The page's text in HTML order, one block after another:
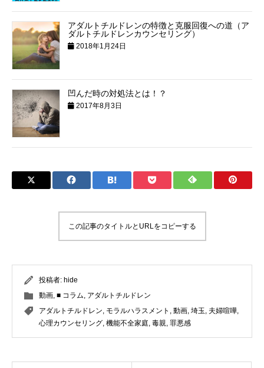
アダルトチルドレンの特徴と克服回復への道（ア
ダルトチルドレンカウンセリング）
2018年1月24日
凹んだ時の対処法とは！？
2017年8月3日
この記事のタイトルとURLをコピーする
投稿者: hide
動画 ■ コラム アダルトチルドレン
アダルトチルドレン モラルハラスメント 動画 埼玉 夫婦喧嘩
心理カウンセリング 機能不全家庭 毒親 罪悪感